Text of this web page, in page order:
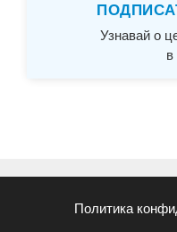
Узнавай о
в
Политика